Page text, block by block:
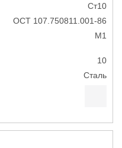
Ст10
ОСТ 107.750811.001-86
М1
10
Сталь